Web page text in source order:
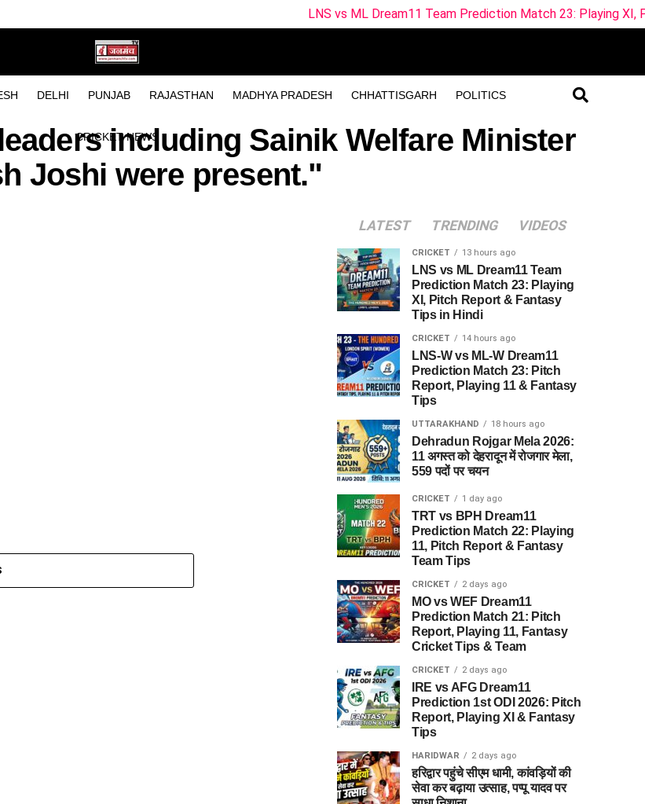
DELHI PUNJAB RAJASTHAN MADHYA PRADESH CHHATTISGARH POLITICS
CRICKET NEWS
LNS vs ML Dream11 Team Prediction Match 23: Playing XI, Pitch
including Sainik Welfare Minister
Joshi were present."
LATEST TRENDING VIDEOS
CRICKET 13 hours ago
LNS vs ML Dream11 Team
Prediction Match 23: Playing
XI, Pitch Report & Fantasy
Tips in Hindi
CRICKET 14 hours ago
LNS-W vs ML-W Dream11
Prediction Match 23: Pitch
Report, Playing 11 & Fantasy
Tips
UTTARAKHAND 18 hours ago
Dehradun Rojgar Mela 2026:
11 अगस्त को देहरादून में रोजगार मेला,
559 पदों पर चयन
CRICKET 1 day ago
TRT vs BPH Dream11
Prediction Match 22: Playing
11, Pitch Report & Fantasy
Team Tips
CRICKET 2 days ago
MO vs WEF Dream11
Prediction Match 21: Pitch
Report, Playing 11, Fantasy
Cricket Tips & Team
CRICKET 2 days ago
IRE vs AFG Dream11
Prediction 1st ODI 2026: Pitch
Report, Playing XI & Fantasy
Tips
HARIDWAR 2 days ago
हरिद्वार पहुंचे सीएम धामी, कांवड़ियों की
सेवा कर बढ़ाया उत्साह, पप्पू यादव पर